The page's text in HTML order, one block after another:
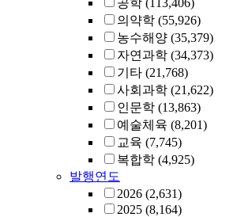
공학 (113,406)
의약학 (55,926)
농수해양 (35,379)
자연과학 (34,373)
기타 (21,768)
사회과학 (21,622)
인문학 (13,863)
예술체육 (8,201)
교육 (7,745)
복합학 (4,925)
발행연도
2026 (2,631)
2025 (8,164)